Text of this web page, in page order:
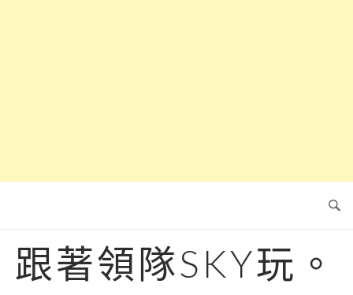
跟著領隊SKY玩。